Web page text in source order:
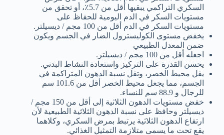
السكري التراكمي يبقيها أقل من 5.7٪، أو تحقق من
مستويات السكر في الدم اليومية للحفاظ على
مستويات السكر في الدم أقل من 100 مجم / ديسيلتر.
يخفض مستوى الكوليسترول الضار في الجسم ويكون
ضمن المعدل الطبيعي
اجعله أقل من 100 مجم / ديسيلتر.
يحسن القدرة على التركيز واستعادة النشاط البدني.
يقل محيط الخصر، وتقل نسبة الدهون المتراكمة في
الجسم، مما يجعل محيط الخصر أقل من 101.6 سم
للرجال و 88.9 سم للنساء.
خفض مستويات الدهون الثلاثية إلى أقل من 150 مجم /
ديسيلتر وحافظ على نسبة الدهون الثلاثية الطبيعية لأن
ارتفاع الدهون الثلاثية يرتبط بمرض السكري، وكلاهما
يقع تحت ما يسمى متلازمة التمثيل الغذائي.